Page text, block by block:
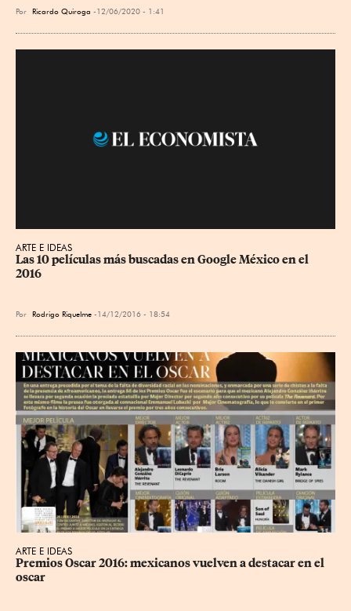
Por Ricardo Quiroga 12/06/2020 - 1:41
ARTE E IDEAS
Las 10 películas más buscadas en Google México en el
2016
Por Rodrigo Riquelme 14/12/2016 - 18:54
ARTE E IDEAS
Premios Oscar 2016: mexicanos vuelven a destacar en el
oscar